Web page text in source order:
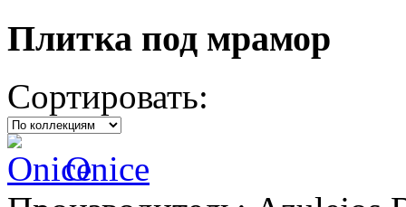
Плитка под мрамор
Сортировать:
Onice